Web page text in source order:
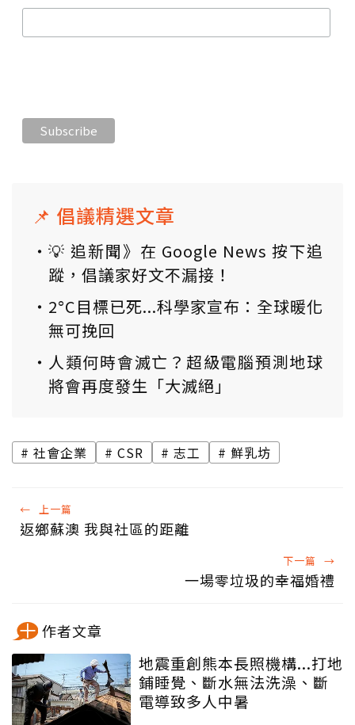
📌 倡議精選文章
💡 追新聞》在 Google News 按下追
蹤，倡議家好文不漏接！
2°C目標已死...科學家宣布：全球暖化
無可挽回
人類何時會滅亡？超級電腦預測地球
將會再度發生「大滅絕」
社會企業 CSR 志工 鮮乳坊
← 上一篇
返鄉蘇澳 我與社區的距離
下一篇 →
一場零垃圾的幸福婚禮
作者文章
地震重創熊本長照機構...打地
鋪睡覺、斷水無法洗澡、斷
電導致多人中暑